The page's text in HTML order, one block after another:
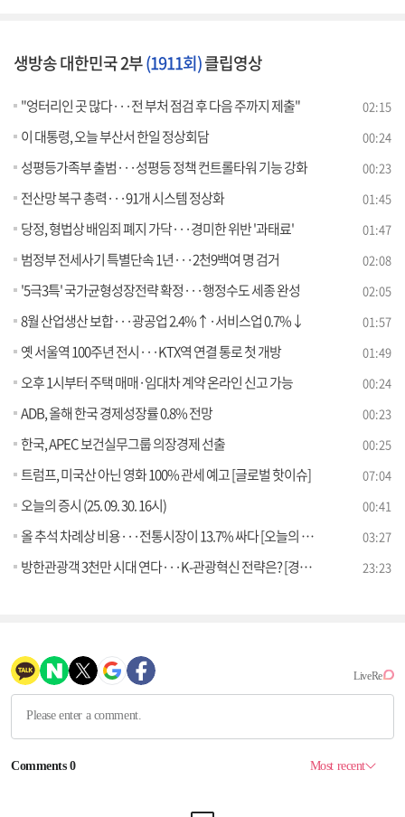
생방송 대한민국 2부(1911회)클립영상
"엉터리인 곳 많다···전 부처 점검 후 다음 주까지 제출" 02:15
이 대통령, 오늘 부산서 한일 정상회담 00:24
성평등가족부 출범···성평등 정책 컨트롤타워 기능 강화 00:23
전산망 복구 총력···91개 시스템 정상화 01:45
당정, 형법상 배임죄 폐지 가닥···경미한 위반 '과태료' 01:47
범정부 전세사기 특별단속 1년···2천9백여 명 검거 02:08
'5극3특' 국가균형성장전략 확정···행정수도 세종 완성 02:05
8월 산업생산 보합···광공업 2.4%↑·서비스업 0.7%↓ 01:57
옛 서울역 100주년 전시···KTX역 연결 통로 첫 개방 01:49
오후 1시부터 주택 매매·임대차 계약 온라인 신고 가능 00:24
ADB, 올해 한국 경제성장률 0.8% 전망 00:23
한국, APEC 보건실무그룹 의장경제 선출 00:25
트럼프, 미국산 아닌 영화 100% 관세 예고 [글로벌 핫이슈] 07:04
오늘의 증시 (25. 09. 30. 16시) 00:41
올 추석 차례상 비용···전통시장이 13.7% 싸다 [오늘의 이슈] 03:27
방한관광객 3천만 시대 연다···K-관광혁신 전략은? [경제&이슈] 23:23